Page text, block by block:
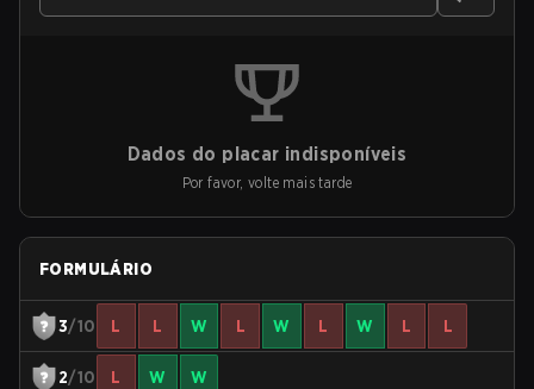
Dados do placar indisponíveis
Por favor, volte mais tarde
FORMULÁRIO
3/10 L L W L W L W L L
2/10 L W W